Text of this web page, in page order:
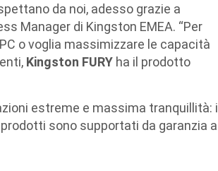
da noi, adesso grazie a
Manager di Kingston EMEA. “Per
o voglia massimizzare le capacità
Kingston FURY ha il prodotto
estreme e massima tranquillità: i
sono supportati da garanzia a